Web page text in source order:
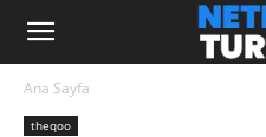
Ana Sayfa
theqoo